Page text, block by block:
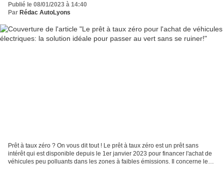
Publié le 08/01/2023 à 14:40
Par Rédac AutoLyons
Prêt à taux zéro ? On vous dit tout ! Le prêt à taux zéro est un prêt sans
intérêt qui est disponible depuis le 1er janvier 2023 pour financer l'achat de
véhicules peu polluants dans les zones à faibles émissions. Il concerne les